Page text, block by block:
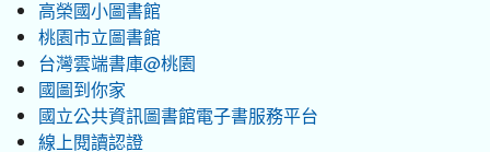
高榮國小圖書館
桃園市立圖書館
台灣雲端書庫@桃園
國圖到你家
國立公共資訊圖書館電子書服務平台
線上閱讀認證